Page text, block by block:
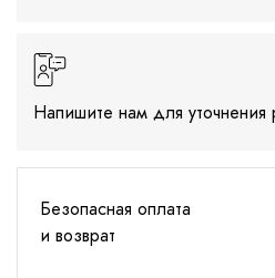
Напишите нам для уточнения
Безопасная оплата
и возврат